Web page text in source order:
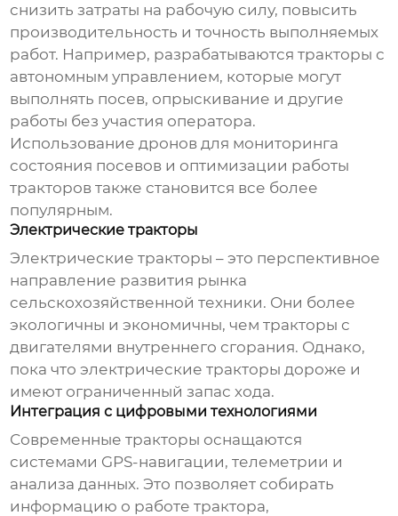
снизить затраты на рабочую силу, повысить
производительность и точность выполняемых
работ. Например, разрабатываются тракторы с
автономным управлением, которые могут
выполнять посев, опрыскивание и другие
работы без участия оператора.
Использование дронов для мониторинга
состояния посевов и оптимизации работы
тракторов также становится все более
популярным.
Электрические тракторы
Электрические тракторы – это перспективное
направление развития рынка
сельскохозяйственной техники. Они более
экологичны и экономичны, чем тракторы с
двигателями внутреннего сгорания. Однако,
пока что электрические тракторы дороже и
имеют ограниченный запас хода.
Интеграция с цифровыми технологиями
Современные тракторы оснащаются
системами GPS-навигации, телеметрии и
анализа данных. Это позволяет собирать
информацию о работе трактора,